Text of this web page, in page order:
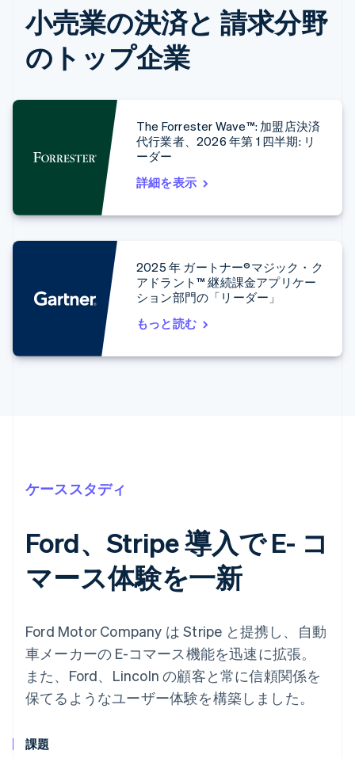
小売業の決済と 請求分野
のトップ企業
The Forrester Wave™: 加盟店決済
代行業者、2026 年第 1 四半期: リ
ーダー
詳細を表示
2025 年 ガートナー®マジック・ク
アドラント™ 継続課金アプリケー
ション部門の「リーダー」
もっと読む
ケーススタディ
Ford、Stripe 導入で E- コ
マース体験を一新
Ford Motor Company は Stripe と提携し、自動
車メーカーの E-コマース機能を迅速に拡張。
また、Ford、Lincoln の顧客と常に信頼関係を
保てるようなユーザー体験を構築しました。
課題